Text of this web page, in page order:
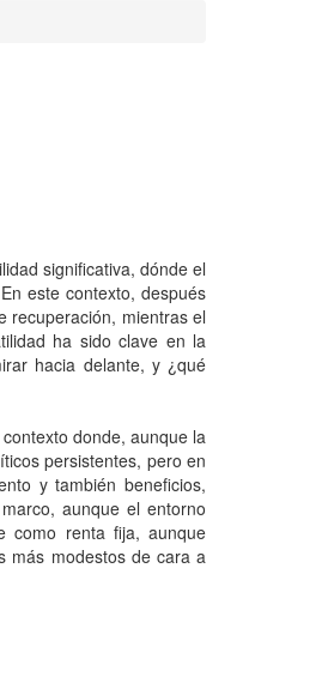
significativa, dónde el
este contexto, después
recuperación, mientras el
ha sido clave en la
hacia delante, y ¿qué
donde, aunque la
persistentes, pero en
y también beneficios,
aunque el entorno
como renta fija, aunque
más modestos de cara a